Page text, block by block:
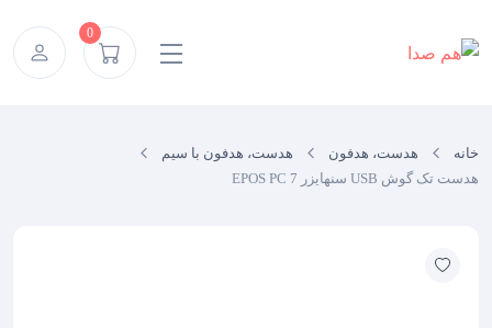
0
خانه هدست، هدفون
هدست، هدفون با سیم
هدست تک گوش USB سنهایزر EPOS PC 7